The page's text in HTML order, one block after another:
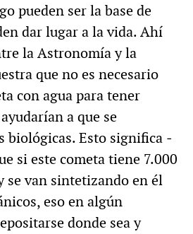
pueden ser la base de
dar lugar a la vida. Ahí
la Astronomía y la
que no es necesario
con agua para tener
a que se
biológicas. Esto significa ‒
si este cometa tiene 7.000
se van sintetizando en él
eso en algún
donde sea y